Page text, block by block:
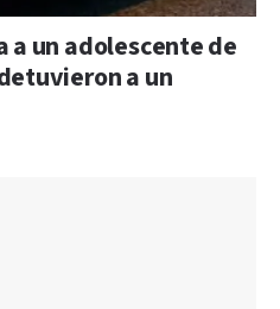
a un adolescente de
a un